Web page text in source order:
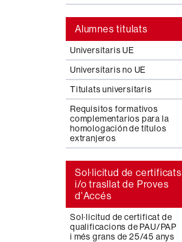
Alumnes titulats
Universitaris UE
Universitaris no UE
Titulats universitaris
Requisitos formativos
complementarios para la
homologación de títulos
extranjeros
Sol·licitud de certificats
i/o trasllat de Proves
d'Accés
Sol·licitud de certificat de
qualificacions de PAU/PAP
i més grans de 25/45 anys